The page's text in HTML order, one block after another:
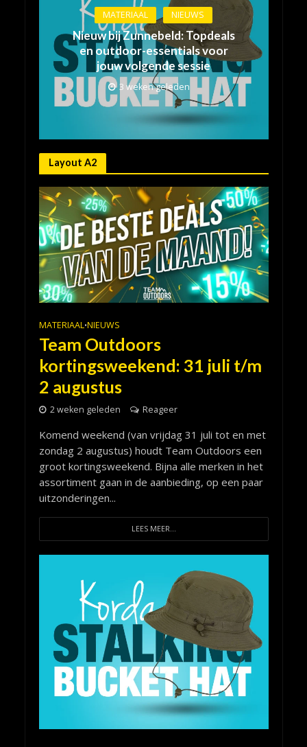
MATERIAAL NIEUWS
Nieuw bij Zunnebeld: Topdeals
en outdoor-essentials voor
jouw volgende sessie
3 weken geleden
Layout A2
MATERIAAL•NIEUWS
Team Outdoors
kortingsweekend: 31 juli t/m
2 augustus
2 weken geleden Reageer
Komend weekend (van vrijdag 31 juli tot en met
zondag 2 augustus) houdt Team Outdoors een
groot kortingsweekend. Bijna alle merken in het
assortiment gaan in de aanbieding, op een paar
uitzonderingen...
LEES MEER...